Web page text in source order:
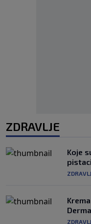
ZDRAVLJE
Koje